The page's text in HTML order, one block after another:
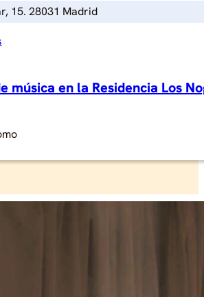
15. 28031 Madrid
música en la Residencia Los